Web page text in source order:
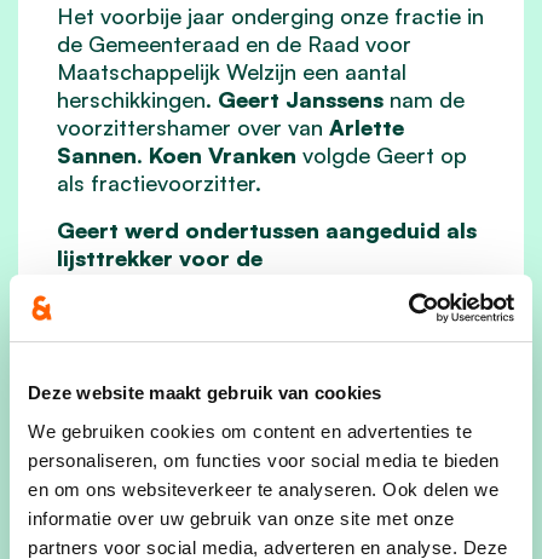
Deze website maakt gebruik van cookies
We gebruiken cookies om content en advertenties te
personaliseren, om functies voor social media te bieden
en om ons websiteverkeer te analyseren. Ook delen we
informatie over uw gebruik van onze site met onze
partners voor social media, adverteren en analyse. Deze
Het voorbije jaar onderging onze fractie in
de Gemeenteraad en de Raad voor
Maatschappelijk Welzijn een aantal
herschikkingen. Geert Janssens nam de
voorzittershamer over van Arlette
Sannen. Koen Vranken volgde Geert op
als fractievoorzitter.
Geert werd ondertussen aangeduid als
lijsttrekker voor de
lees meer